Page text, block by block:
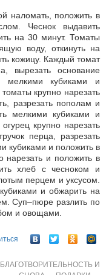
наломать, положить в
Чеснок выдавить
на 30 минут. Томаты
воду, откинуть на
кожицу. Каждый томат
вырезать основание
мелкими кубиками и
крупно нарезать
разрезать пополам и
мелкими кубиками и
крупно нарезать
перца, разрезать
кубиками и положить в
нарезать и положить в
хлеб с чесноком и
перцем и уксусом.
и обжарить на
Суп–пюре разлить по
и овощами.
БЛАГОТВОРИТЕЛЬНОСТЬ И